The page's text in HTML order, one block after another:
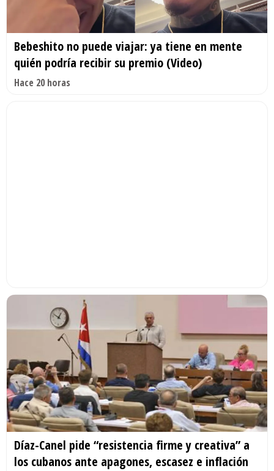
Bebeshito no puede viajar: ya tiene en mente
quién podría recibir su premio (Video)
Hace 20 horas
Díaz-Canel pide “resistencia firme y creativa” a
los cubanos ante apagones, escasez e inflación